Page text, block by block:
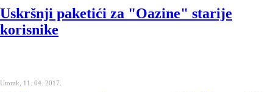
Uskršnji paketići za "Oazine" starije
korisnike
Utorak, 11. 04. 2017.